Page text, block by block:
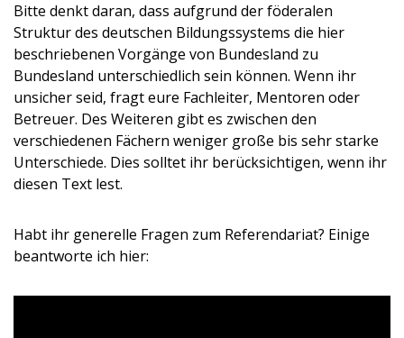
Bitte denkt daran, dass aufgrund der föderalen
Struktur des deutschen Bildungssystems die hier
beschriebenen Vorgänge von Bundesland zu
Bundesland unterschiedlich sein können. Wenn ihr
unsicher seid, fragt eure Fachleiter, Mentoren oder
Betreuer. Des Weiteren gibt es zwischen den
verschiedenen Fächern weniger große bis sehr starke
Unterschiede. Dies solltet ihr berücksichtigen, wenn ihr
diesen Text lest.
Habt ihr generelle Fragen zum Referendariat? Einige
beantworte ich hier: